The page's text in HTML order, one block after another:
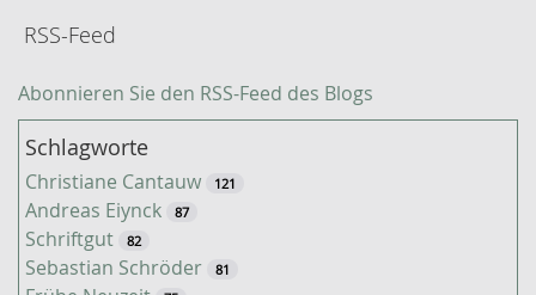
RSS-Feed
Abonnieren Sie den RSS-Feed des Blogs
Schlagworte
Christiane Cantauw 121
Andreas Eiynck 87
Schriftgut 82
Sebastian Schröder 81